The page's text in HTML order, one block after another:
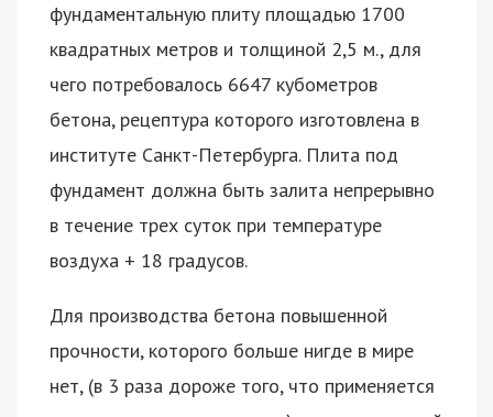
фундаментальную плиту площадью 1700
квадратных метров и толщиной 2,5 м., для
чего потребовалось 6647 кубометров
бетона, рецептура которого изготовлена в
институте Санкт-Петербурга. Плита под
фундамент должна быть залита непрерывно
в течение трех суток при температуре
воздуха + 18 градусов.
Для производства бетона повышенной
прочности, которого больше нигде в мире
нет, (в 3 раза дороже того, что применяется